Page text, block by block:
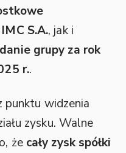
S.A., jak i
grupy za rok
r..
punktu widzenia
zysku. Walne
że cały zysk spółki